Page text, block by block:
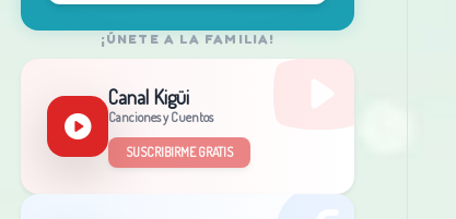
¡ÚNETE A LA FAMILIA!
Canal Kigüi
Canciones y Cuentos
SUSCRIBIRME GRATIS